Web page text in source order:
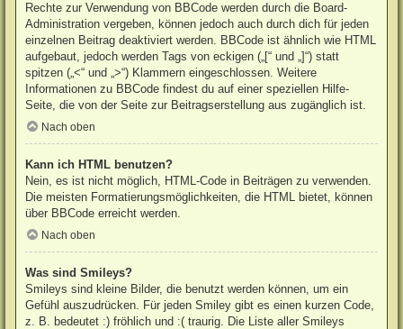
Rechte zur Verwendung von BBCode werden durch die Board-
Administration vergeben, können jedoch auch durch dich für jeden
einzelnen Beitrag deaktiviert werden. BBCode ist ähnlich wie HTML
aufgebaut, jedoch werden Tags von eckigen („[“ und „]“) statt
spitzen („<“ und „>“) Klammern eingeschlossen. Weitere
Informationen zu BBCode findest du auf einer speziellen Hilfe-
Seite, die von der Seite zur Beitragserstellung aus zugänglich ist.
Nach oben
Kann ich HTML benutzen?
Nein, es ist nicht möglich, HTML-Code in Beiträgen zu verwenden.
Die meisten Formatierungsmöglichkeiten, die HTML bietet, können
über BBCode erreicht werden.
Nach oben
Was sind Smileys?
Smileys sind kleine Bilder, die benutzt werden können, um ein
Gefühl auszudrücken. Für jeden Smiley gibt es einen kurzen Code,
z. B. bedeutet :) fröhlich und :( traurig. Die Liste aller Smileys